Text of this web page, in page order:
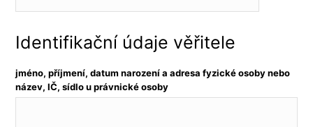
Identifikační údaje věřitele
jméno, příjmení, datum narození a adresa fyzické osoby nebo
název, IČ, sídlo u právnické osoby